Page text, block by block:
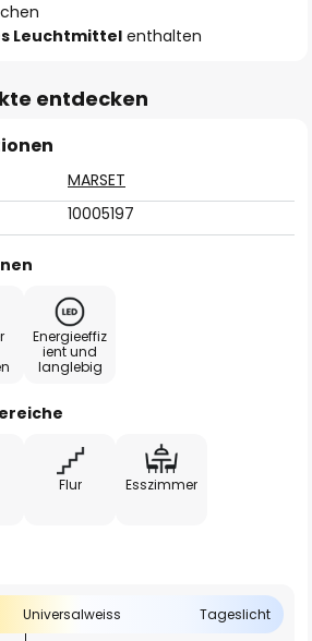
Leuchtmittel enthalten
entdecken
MARSET
10005197
Energieeffiz
ient und
langlebig
Flur Esszimmer
Universalweiss Tageslicht